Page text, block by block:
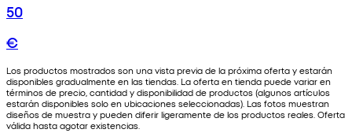
50
€
Los productos mostrados son una vista previa de la próxima oferta y estarán
disponibles gradualmente en las tiendas. La oferta en tienda puede variar en
términos de precio, cantidad y disponibilidad de productos (algunos artículos
estarán disponibles solo en ubicaciones seleccionadas). Las fotos muestran
diseños de muestra y pueden diferir ligeramente de los productos reales. Oferta
válida hasta agotar existencias.